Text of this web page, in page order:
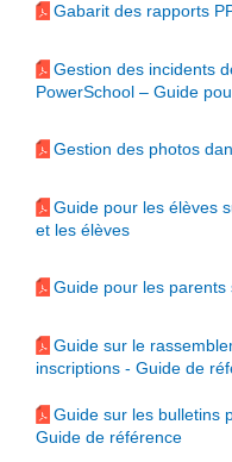
Gabarit des rapports
Gestion des incidents
PowerSchool – Guide
Gestion des photos
Guide pour les élèves
et les élèves
Guide pour les
Guide sur le
inscriptions - Guide de
Guide sur les bulletins
Guide de référence